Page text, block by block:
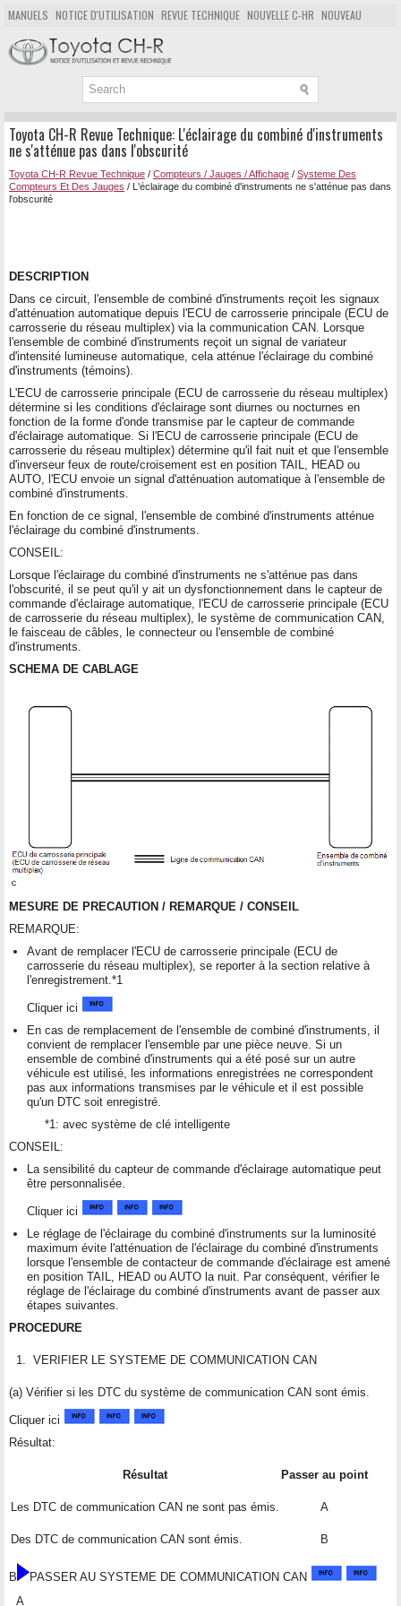
MANUELS NOTICE D'UTILISATION REVUE TECHNIQUE NOUVELLE C-HR NOUVEAU
POPULAIRE
PLAN DU SITE CHERCHER
Toyota CH-R Revue Technique: L'éclairage du combiné d'instruments
ne s'atténue pas dans l'obscurité
Toyota CH-R Revue Technique / Compteurs / Jauges / Affichage / Systeme Des
Compteurs Et Des Jauges / L'éclairage du combiné d'instruments ne s'atténue pas dans
l'obscurité
DESCRIPTION
Dans ce circuit, l'ensemble de combiné d'instruments reçoit les signaux
d'atténuation automatique depuis l'ECU de carrosserie principale (ECU de
carrosserie du réseau multiplex) via la communication CAN. Lorsque
l'ensemble de combiné d'instruments reçoit un signal de variateur
d'intensité lumineuse automatique, cela atténue l'éclairage du combiné
d'instruments (témoins).
L'ECU de carrosserie principale (ECU de carrosserie du réseau multiplex)
détermine si les conditions d'éclairage sont diurnes ou nocturnes en
fonction de la forme d'onde transmise par le capteur de commande
d'éclairage automatique. Si l'ECU de carrosserie principale (ECU de
carrosserie du réseau multiplex) détermine qu'il fait nuit et que l'ensemble
d'inverseur feux de route/croisement est en position TAIL, HEAD ou
AUTO, l'ECU envoie un signal d'atténuation automatique à l'ensemble de
combiné d'instruments.
En fonction de ce signal, l'ensemble de combiné d'instruments atténue
l'éclairage du combiné d'instruments.
CONSEIL:
Lorsque l'éclairage du combiné d'instruments ne s'atténue pas dans
l'obscurité, il se peut qu'il y ait un dysfonctionnement dans le capteur de
commande d'éclairage automatique, l'ECU de carrosserie principale (ECU
de carrosserie du réseau multiplex), le système de communication CAN,
le faisceau de câbles, le connecteur ou l'ensemble de combiné
d'instruments.
SCHEMA DE CABLAGE
MESURE DE PRECAUTION / REMARQUE / CONSEIL
REMARQUE:
Avant de remplacer l'ECU de carrosserie principale (ECU de
carrosserie du réseau multiplex), se reporter à la section relative à
l'enregistrement.*1
Cliquer ici
En cas de remplacement de l'ensemble de combiné d'instruments, il
convient de remplacer l'ensemble par une pièce neuve. Si un
ensemble de combiné d'instruments qui a été posé sur un autre
véhicule est utilisé, les informations enregistrées ne correspondent
pas aux informations transmises par le véhicule et il est possible
qu'un DTC soit enregistré.
*1: avec système de clé intelligente
CONSEIL:
La sensibilité du capteur de commande d'éclairage automatique peut
être personnalisée.
Cliquer ici
Le réglage de l'éclairage du combiné d'instruments sur la luminosité
maximum évite l'atténuation de l'éclairage du combiné d'instruments
lorsque l'ensemble de contacteur de commande d'éclairage est amené
en position TAIL, HEAD ou AUTO la nuit. Par conséquent, vérifier le
réglage de l'éclairage du combiné d'instruments avant de passer aux
étapes suivantes.
PROCEDURE
1. VERIFIER LE SYSTEME DE COMMUNICATION CAN
(a) Vérifier si les DTC du système de communication CAN sont émis.
Cliquer ici
Résultat:
Résultat Passer au point
Les DTC de communication CAN ne sont pas émis. A
Des DTC de communication CAN sont émis. B
B
PASSER AU SYSTEME DE COMMUNICATION CAN
A